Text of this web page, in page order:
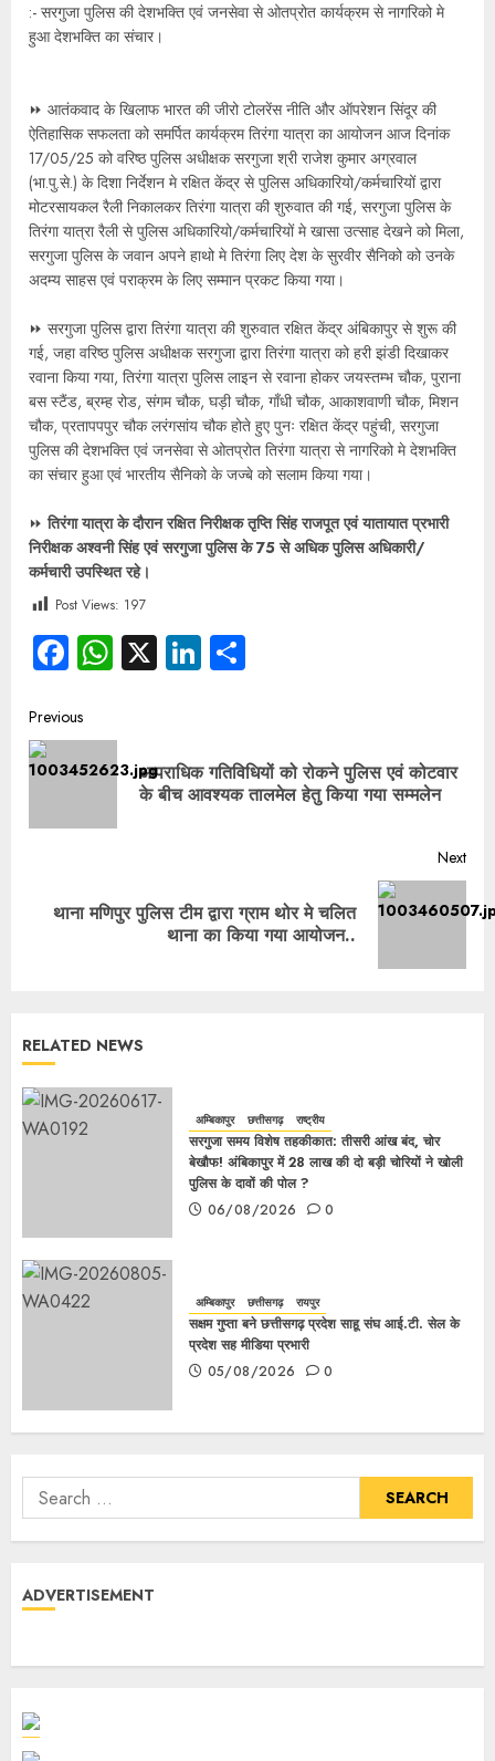
:- सरगुजा पुलिस की देशभक्ति एवं जनसेवा से ओतप्रोत कार्यक्रम से नागरिको मे
हुआ देशभक्ति का संचार।
⏩ आतंकवाद के खिलाफ भारत की जीरो टोलरेंस नीति और ऑपरेशन सिंदूर की
ऐतिहासिक सफलता को समर्पित कार्यक्रम तिरंगा यात्रा का आयोजन आज दिनांक
17/05/25 को वरिष्ठ पुलिस अधीक्षक सरगुजा श्री राजेश कुमार अग्रवाल
(भा.पु.से.) के दिशा निर्देशन मे रक्षित केंद्र से पुलिस अधिकारियो/कर्मचारियों द्वारा
मोटरसायकल रैली निकालकर तिरंगा यात्रा की शुरुवात की गई, सरगुजा पुलिस के
तिरंगा यात्रा रैली से पुलिस अधिकारियो/कर्मचारियों मे खासा उत्साह देखने को मिला,
सरगुजा पुलिस के जवान अपने हाथो मे तिरंगा लिए देश के सुरवीर सैनिको को उनके
अदम्य साहस एवं पराक्रम के लिए सम्मान प्रकट किया गया।
⏩ सरगुजा पुलिस द्वारा तिरंगा यात्रा की शुरुवात रक्षित केंद्र अंबिकापुर से शुरू की
गई, जहा वरिष्ठ पुलिस अधीक्षक सरगुजा द्वारा तिरंगा यात्रा को हरी झंडी दिखाकर
रवाना किया गया, तिरंगा यात्रा पुलिस लाइन से रवाना होकर जयस्तम्भ चौक, पुराना
बस स्टैंड, ब्रम्ह रोड, संगम चौक, घड़ी चौक, गाँधी चौक, आकाशवाणी चौक, मिशन
चौक, प्रतापपपुर चौक लरंगसांय चौक होते हुए पुनः रक्षित केंद्र पहुंची, सरगुजा
पुलिस की देशभक्ति एवं जनसेवा से ओतप्रोत तिरंगा यात्रा से नागरिको मे देशभक्ति
का संचार हुआ एवं भारतीय सैनिको के जज्बे को सलाम किया गया।
⏩तिरंगा यात्रा के दौरान रक्षित निरीक्षक तृप्ति सिंह राजपूत एवं यातायात प्रभारी
निरीक्षक अश्वनी सिंह एवं सरगुजा पुलिस के 75 से अधिक पुलिस अधिकारी/
कर्मचारी उपस्थित रहे।
Post Views: 197
Facebook
WhatsApp
X LinkedIn
Previous
आपराधिक गतिविधियों को रोकने पुलिस एवं कोटवार
के बीच आवश्यक तालमेल हेतु किया गया सम्मलेन
Next
थाना मणिपुर पुलिस टीम द्वारा ग्राम थोर मे चलित
थाना का किया गया आयोजन..
RELATED NEWS
अम्बिकापुर छत्तीसगढ़ राष्ट्रीय
सरगुजा समय विशेष तहकीकात: तीसरी आंख बंद, चोर
बेखौफ! अंबिकापुर में 28 लाख की दो बड़ी चोरियों ने खोली
पुलिस के दावों की पोल ?
06/08/2026
0
अम्बिकापुर छत्तीसगढ़ रायपुर
सक्षम गुप्ता बने छत्तीसगढ़ प्रदेश साहू संघ आई.टी. सेल के
प्रदेश सह मीडिया प्रभारी
05/08/2026
0
ADVERTISEMENT